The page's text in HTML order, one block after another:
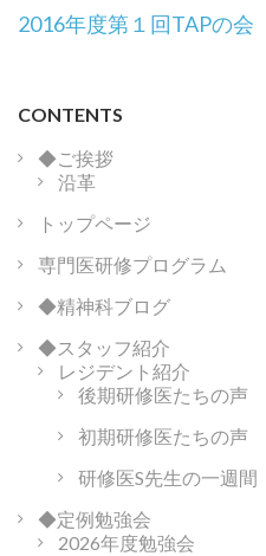
投
ビ
ゲ
ー
シ
ョ
ン
2016年度第１回TAPの会
CONTENTS
◆ご挨拶
沿革
トップページ
専門医研修プログラム
◆精神科ブログ
◆スタッフ紹介
レジデント紹介
後期研修医たちの声
初期研修医たちの声
研修医S先生の一週間
◆定例勉強会
2026年度勉強会